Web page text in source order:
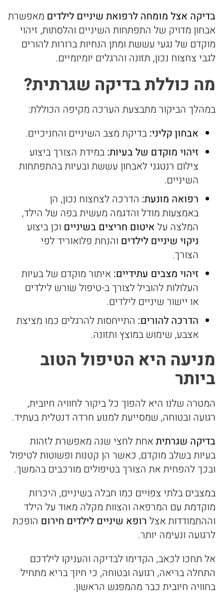
בדיקה אצל מומחה לרפואת שיניים לילדים מאפשרת
אבחון מדויק של התפתחות השיניים והלסתות, זיהוי
מוקדם של נגעי עששת ומתן הנחיות ברורות להורים
לגבי צחצוח נכון, תזונה והרגלים יומיומיים.
מה כוללתבדיקה שגרתית?
במהלך הביקור מתבצעת הערכה מקיפה הכוללת:
אבחון קליני: בדיקת מצב השיניים והחניכיים.
זיהוי מוקדם של בעיות: במידת הצורך ביצוע
צילום רנטגני לאבחון עששת ובעיות בהתפתחות
השיניים.
רפואה מונעת: הדרכה לצחצוח נכון, הן
באמצעות מודל והדגמה מעשית בפה של הילד,
המלצה על איטום חריצים בשיניים וכן ביצוע
ניקוי שיניים לילדים והנחת פלואוריד לפי
הצורך.
זיהוי מצבים עתידיים: איתור מוקדם של בעיות
העלולות להוביל לצורך ב-טיפול שורש לילדים
או יישור שיניים לילדים.
הדרכה להורים: התייחסות להרגלים כמו מציצת
אצבע, שימוש במוצץ ותזונה.
מניעה היא הטיפול הטוב
ביותר
המטרה שלנו היא להפוך כל ביקור לחוויה חיובית,
רגועה ובטוחה, שמסייעת למנוע חרדה דנטלית בעתיד.
בדיקה שגרתיתאחת לחצי שנה מאפשרת לזהות
בעיות בשלב מוקדם, כאשר הן קטנות ופשוטות לטיפול
ובכך להפחית את הצורך בטיפולים מורכבים בהמשך.
במצבים בלתי צפויים כמו חבלה בשיניים, היכרות
מוקדמת עם המרפאה והצוות מקלה מאוד על הילד
וההתמודדות אצל רופא שיניים לילדים חירום הופכת
לרגועה ונעימה יותר.
אל תחכו לכאב, הקדימו לבדיקה והעניקו לילדכם
התחלה בריאה, רגועה ובטוחה, כי חיוך בריא מתחיל
בחוויה חיובית כבר מהמפגש הראשון.